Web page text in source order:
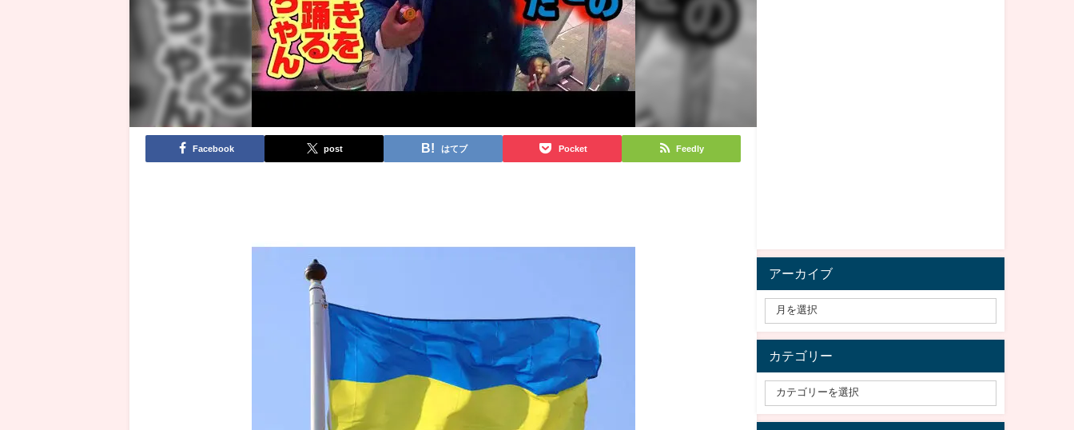
Facebook post はてブ Pocket Feedly
アーカイブ
カテゴリー